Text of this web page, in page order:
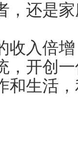
，还是
收入倍
，开创
和生活